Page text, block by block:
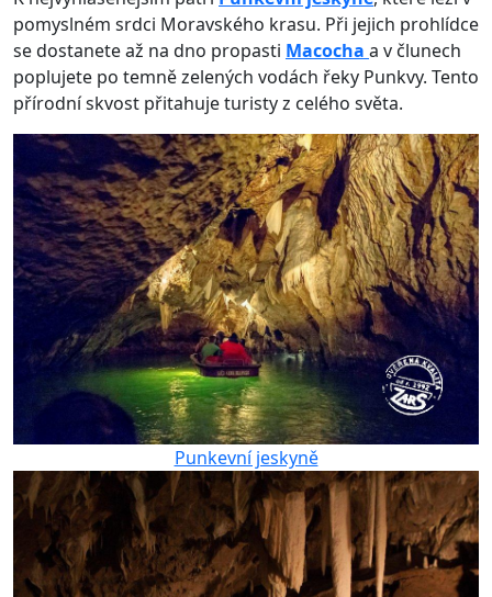
pomyslném srdci Moravského krasu. Při jejich prohlídce
se dostanete až na dno propasti Macocha a v člunech
poplujete po temně zelených vodách řeky Punkvy. Tento
přírodní skvost přitahuje turisty z celého světa.
Punkevní jeskyně